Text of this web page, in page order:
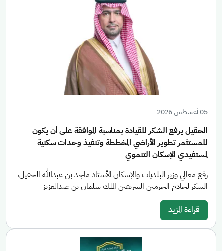
05 أغسطس 2026
الحقيل يرفع الشكر للقيادة بمناسبة الموافقة على أن يكون
للمستثمر تطوير الأراضي المخططة وتنفيذ وحدات سكنية
لمستفيدي الإسكان التنموي
رفع معالي وزير البلديات والإسكان الأستاذ ماجد بن عبدالله الحقيل،
الشكر لخادم الحرمين الشريفين الملك سلمان بن عبدالعزيز
قراءة المزيد